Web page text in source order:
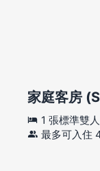
家庭客房
1 張標準雙
最多可入住